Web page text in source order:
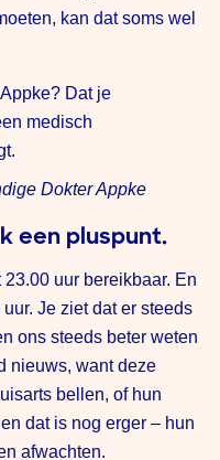
kan dat soms wel
Dat je
medisch
Dokter Appke
een pluspunt.
uur bereikbaar. En
Je ziet dat er steeds
ons steeds beter weten
nieuws, want deze
bellen, of hun
dat is nog erger – hun
afwachten.